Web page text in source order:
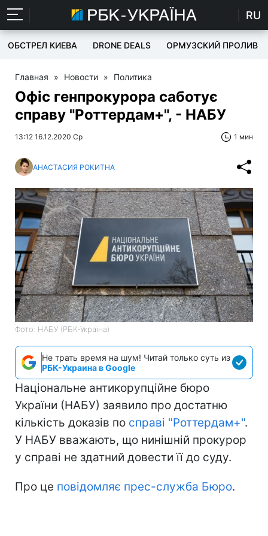
RU
ОБСТРЕЛ КИЕВА DRONE DEALS ОРМУЗСКИЙ ПРОЛИВ
Главная » Новости » Политика
Офіс генпрокурора саботує
справу "Роттердам+", - НАБУ
13:12 16.12.2020 Ср 1 мин
АНАСТАСИЯ РОКИТНА
Фото: НАБУ (РБК-Україна)
Не трать время на шум! Читай только суть из
РБК-Украина в Google
Національне антикорупційне бюро
України (НАБУ) заявило про достатню
кількість доказів по справі "Роттердам+".
У НАБУ вважають, що нинішній прокурор
у справі не здатний довести її до суду.
Про це повідомляє прес-служба Бюро.